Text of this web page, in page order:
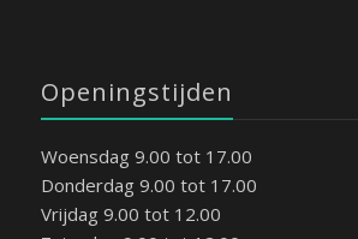
Openingstijden
Woensdag 9.00 tot 17.00
Donderdag 9.00 tot 17.00
Vrijdag 9.00 tot 12.00